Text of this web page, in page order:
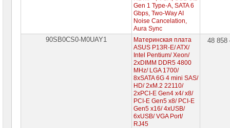
Gen 1 Type-A, SATA 6
Gbps, Two-Way AI
Noise Cancelation,
Aura Sync
90SB0CS0-M0UAY1
Материнская плата
ASUS P13R-E/ ATX/
Intel Pentium/ Xeon/
2xDIMM DDR5 4800
MHz/ LGA 1700/
8xSATA 6G 4 mini SAS/
HD/ 2xM.2 22110/
2xPCI-E Gen4 x4/ x8/
PCI-E Gen5 x8/ PCI-E
Gen5 x16/ 4xUSB/
6xUSB/ VGA Port/
RJ45
48